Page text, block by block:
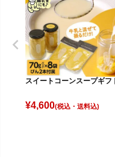
スイートコーンスープギフ
¥4,600(税込)